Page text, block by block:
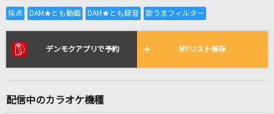
全国りれき
リアルタイムで歌われている曲の一覧
デンモクアプリで予約 MYリスト保存
配信中のカラオケ機種